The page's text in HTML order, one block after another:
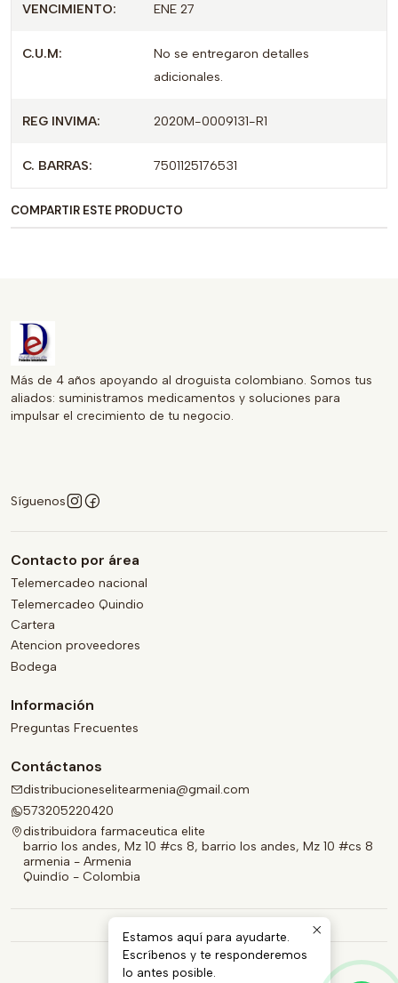
Contiene sales de rehidratación que ayudan a restaurar el
y eficiente.
otros productos en el mercado es su sabor fresco y
promueve una rápida absorción. Además, cuenta con
Perfecto para llevar a cualquier lugar y consumido en
VENCIMIENTO: ENE 27
C.U.M:
No se entregaron detalles
adicionales.
REG INVIMA: 2020M-0009131-R1
C. BARRAS: 7501125176531
COMPARTIR ESTE PRODUCTO
Más de 4 años apoyando al droguista colombiano. Somos tus
aliados: suministramos medicamentos y soluciones para
impulsar el crecimiento de tu negocio.
Síguenos
Contacto por área
Telemercadeo nacional
Telemercadeo Quindio
Cartera
Atencion proveedores
Bodega
Información
Preguntas Frecuentes
Contáctanos
distribucioneselitearmenia@gmail.com
573205220420
distribuidora farmaceutica elite
barrio los andes, Mz 10 #cs 8, barrio los andes, Mz 10 #cs 8
armenia - Armenia
Quindío - Colombia
Estamos aquí para ayudarte.
Escríbenos y te responderemos
lo antes posible.